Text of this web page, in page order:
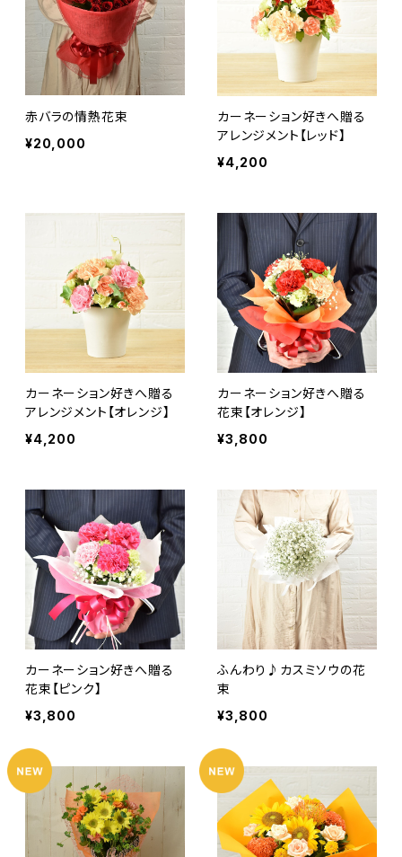
赤バラの情熱花束
¥20,000
カーネーション好きへ贈る
アレンジメント【レッド】
¥4,200
カーネーション好きへ贈る
アレンジメント【オレンジ】
¥4,200
カーネーション好きへ贈る
花束【オレンジ】
¥3,800
カーネーション好きへ贈る
花束【ピンク】
¥3,800
ふんわり♪カスミソウの花
束
¥3,800